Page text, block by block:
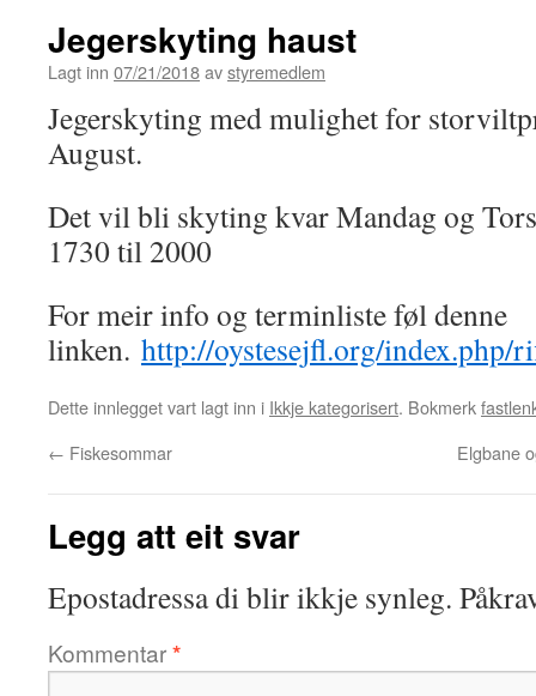
Jegerskyting haust
Lagt inn 07/21/2018avstyremedlem
Jegerskyting med mulighet for
August.
Det vil bli skyting kvar Mandag og
1730 til 2000
For meir info og terminliste føl denne
linken. http://oystesejfl.org/index.php/
Dette innlegget vart lagt inn i Ikkje kategorisert. Bokmerk
← Fiskesommar Elgbane
Legg att eit svar
Epostadressa di blir ikkje synleg.
Kommentar*